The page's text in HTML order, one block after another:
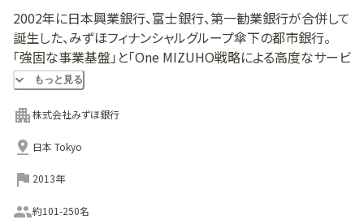
2002年に日本興業銀行、富士銀行、第一勧業銀行が合併して
誕生した、みずほフィナンシャルグループ傘下の都市銀行。
「強固な事業基盤」と「One MIZUHO戦略による高度なサービ
ス提供力」を強みとしており、個人・法人の幅広い強固な顧客
基盤、国内外の充実したネットワークをベースに、銀行・信託・
証券一体戦略によるワンストップのサービスで、国内・海外を
問わず様々なニーズへの対応を目指している。
また、顧客との新たなパートナーシップを構築していく「次世
代金融への転換」の実現と、「来るべき時代において、お客さま
から今まで以上に必要とされ頼りにされる、より強力で強靭な
金融グループ」の構築を目標としている。
もっと見る
株式会社みずほ銀行
日本 Tokyo
2013年
約101-250名